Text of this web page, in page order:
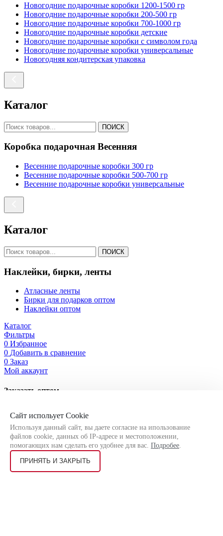
Сайт испольует Cookie
Используя данный сайт, вы даете согласие на ипользование
файлов cookie, данных об IP-адресе и местоположении,
помогающих нам сделать его удобнее для вас. Подробее.
ПРИНЯТЬ И ЗАКРЫТЬ
Новогодние подарочные коробки 1200-1500 гр
Новогодние подарочные коробки 200-500 гр
Новогодние подарочные коробки 700-1000 гр
Новогодние подарочные коробки детские
Новогодние подарочные коробки с символом года
Новогодние подарочные коробки универсальные
Новогодняя кондитерская упаковка
Каталог
ПОИСК
Коробка подарочная Весенняя
Весенние подарочные коробки 300 гр
Весенние подарочные коробки 500-700 гр
Весенние подарочные коробки универсальные
Каталог
ПОИСК
Наклейки, бирки, ленты
Атласные ленты
Бирки для подарков оптом
Наклейки оптом
Каталог
Фильтры
0 Избранное
0 Добавить в сравнение
0 Заказ
Мой аккаунт
Заказать оптом
с Вами!